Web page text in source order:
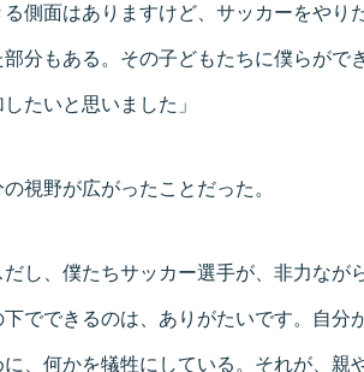
側面はありますけど、サッカーをやり
分もある。その子どもたちに僕らがで
たいと思いました」
視野が広がったことだった。
し、僕たちサッカー選手が、非力なが
でできるのは、ありがたいです。自分
、何かを犠牲にしている。それが、親